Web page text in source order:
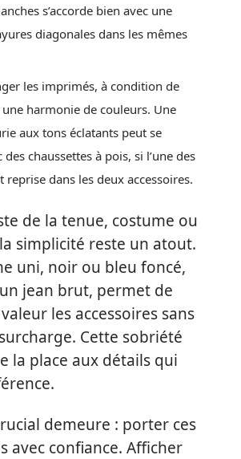
s’accorde bien avec une
diagonales dans les mêmes
les imprimés, à condition de
harmonie de couleurs. Une
aux tons éclatants peut se
chaussettes à pois, si l’une des
reprise dans les deux accessoires.
de la tenue, costume ou
simplicité reste un atout.
uni, noir ou bleu foncé,
jean brut, permet de
les accessoires sans
Cette sobriété
la place aux détails qui
demeure : porter ces
avec confiance. Afficher